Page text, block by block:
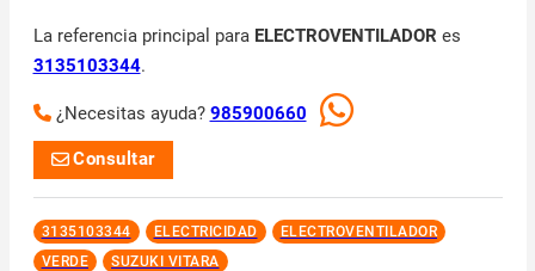
La referencia principal para ELECTROVENTILADOR es
3135103344.
¿Necesitas ayuda? 985900660
Consultar
3135103344 ELECTRICIDAD
ELECTROVENTILADOR
VERDE
SUZUKI VITARA